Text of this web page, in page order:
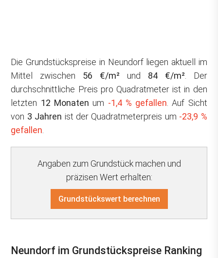
Die Grundstückspreise in Neundorf liegen aktuell im
Mittel zwischen 56 €/m² und 84 €/m² . Der
durchschnittliche Preis pro Quadratmeter ist in den
letzten 12 Monaten um -1,4 % gefallen . Auf Sicht
von 3 Jahren ist der Quadratmeterpreis um -23,9 %
gefallen
Angaben zum Grundstück machen und
präzisen Wert erhalten:
Grundstückswert berechnen
Neundorf im Grundstückspreise Ranking